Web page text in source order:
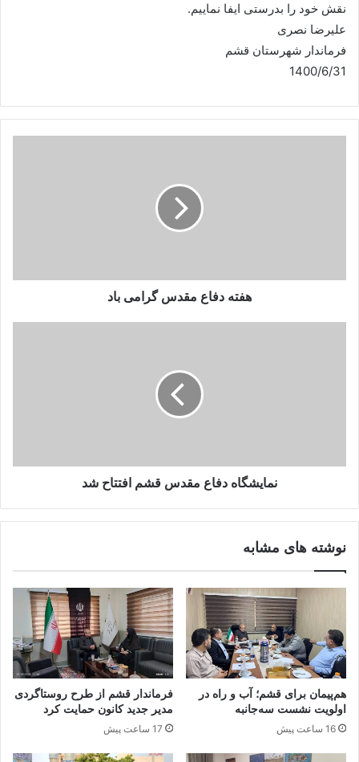
نقش خود را بدرستی ایفا نماییم.
علیرضا نصری
فرماندار شهرستان قشم
1400/6/31
هفته دفاع مقدس گرامی باد
نمایشگاه دفاع مقدس قشم افتتاح شد
نوشته های مشابه
هم‌پیمان برای قشم؛ آب و راه در
اولویت نشست سه‌جانبه
16 ساعت پیش
فرماندار قشم از طرح روستاگردی
مدیر جدید کانون حمایت کرد ‌ ‌
17 ساعت پیش